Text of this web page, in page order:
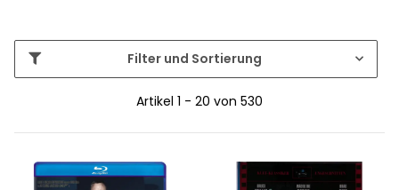
Filter und Sortierung
Artikel 1 - 20 von 530